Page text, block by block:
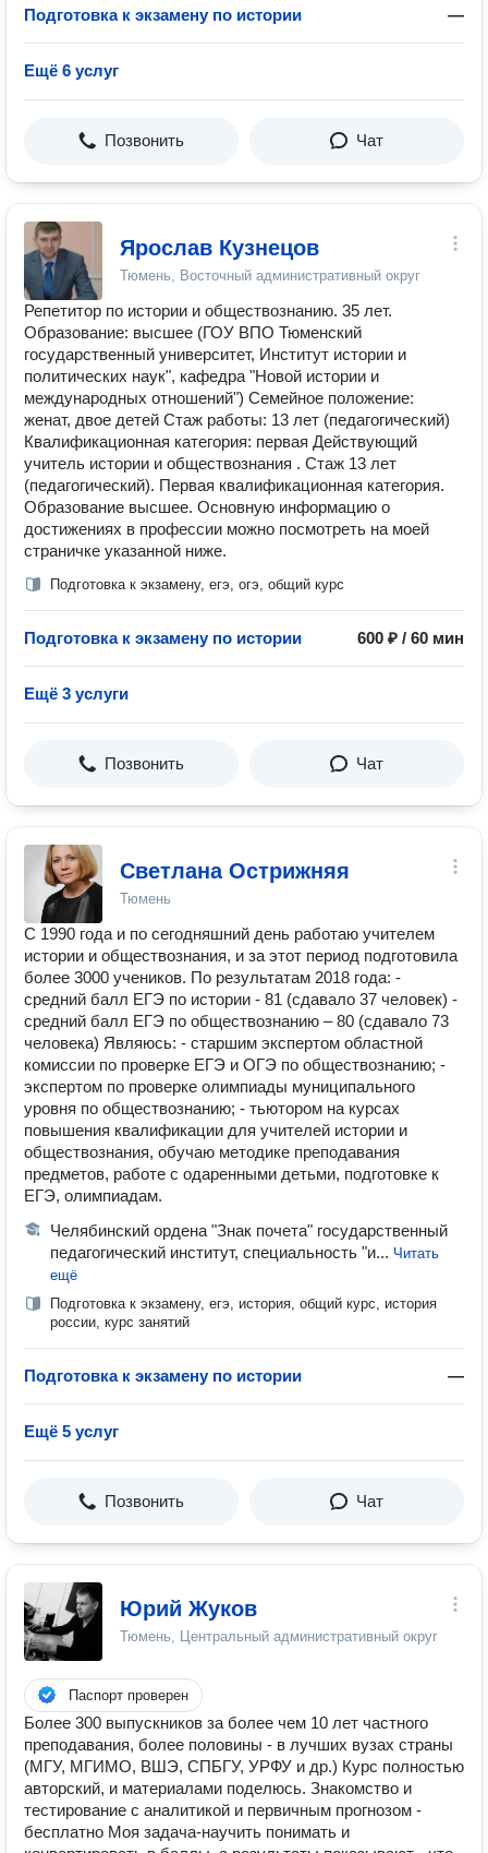
Подготовка к экзамену по истории —
Ещё 6 услуг
Позвонить Чат
Ярослав Кузнецов
Тюмень, Восточный административный округ
Репетитор по истории и обществознанию. 35 лет.
Образование: высшее (ГОУ ВПО Тюменский
государственный университет, Институт истории и
политических наук", кафедра "Новой истории и
международных отношений") Семейное положение:
женат, двое детей Стаж работы: 13 лет (педагогический)
Квалификационная категория: первая Действующий
учитель истории и обществознания . Стаж 13 лет
(педагогический). Первая квалификационная категория.
Образование высшее. Основную информацию о
достижениях в профессии можно посмотреть на моей
страничке указанной ниже.
Подготовка к экзамену, егэ, огэ, общий курс
Подготовка к экзамену по истории 600 ₽ / 60 мин
Ещё 3 услуги
Позвонить Чат
Светлана Острижняя
Тюмень
С 1990 года и по сегодняшний день работаю учителем
истории и обществознания, и за этот период подготовила
более 3000 учеников. По результатам 2018 года: -
средний балл ЕГЭ по истории - 81 (сдавало 37 человек) -
средний балл ЕГЭ по обществознанию – 80 (сдавало 73
человека) Являюсь: - старшим экспертом областной
комиссии по проверке ЕГЭ и ОГЭ по обществознанию; -
экспертом по проверке олимпиады муниципального
уровня по обществознанию; - тьютором на курсах
повышения квалификации для учителей истории и
обществознания, обучаю методике преподавания
предметов, работе с одаренными детьми, подготовке к
ЕГЭ, олимпиадам.
Челябинский ордена "Знак почета" государственный
педагогический институт, специальность "и... Читать
ещё
Подготовка к экзамену, егэ, история, общий курс, история
россии, курс занятий
Подготовка к экзамену по истории —
Ещё 5 услуг
Позвонить Чат
Юрий Жуков
Тюмень, Центральный административный округ
Паспорт проверен
Более 300 выпускников за более чем 10 лет частного
преподавания, более половины - в лучших вузах страны
(МГУ, МГИМО, ВШЭ, СПБГУ, УРФУ и др.) Курс полностью
авторский, и материалами поделюсь. Знакомство и
тестирование с аналитикой и первичным прогнозом -
бесплатно Моя задача-научить понимать и